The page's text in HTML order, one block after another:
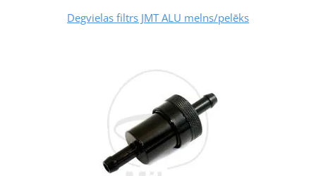
Degvielas filtrs JMT ALU melns/pelēks